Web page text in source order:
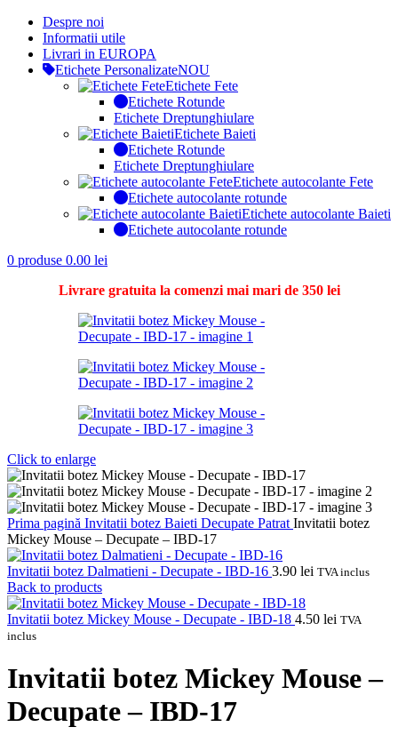
Despre noi
Informatii utile
Livrari in EUROPA
Etichete PersonalizateNOU
Etichete Fete
Etichete Rotunde
Etichete Dreptunghiulare
Etichete Baieti
Etichete Rotunde
Etichete Dreptunghiulare
Etichete autocolante Fete
Etichete autocolante rotunde
Etichete autocolante Baieti
Etichete autocolante rotunde
0 produse 0.00 lei
Livrare gratuita la comenzi mai mari de 350 lei
Click to enlarge
Prima pagină Invitatii botez Baieti Decupate Patrat Invitatii botez
Mickey Mouse – Decupate – IBD-17
Invitatii botez Dalmatieni - Decupate - IBD-16 3.90 lei TVA inclus
Back to products
Invitatii botez Mickey Mouse - Decupate - IBD-18 4.50 lei TVA
inclus
Invitatii botez Mickey Mouse –
Decupate – IBD-17